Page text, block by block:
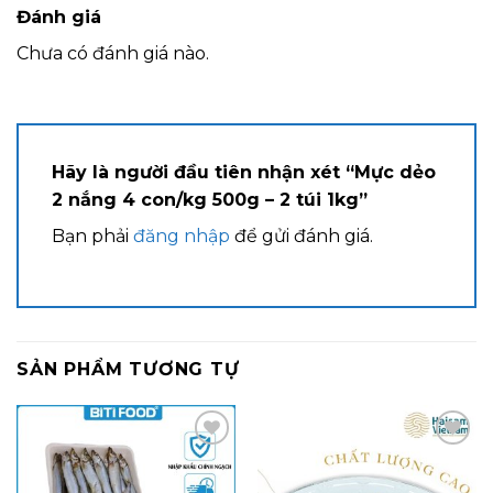
Đánh giá
Chưa có đánh giá nào.
Hãy là người đầu tiên nhận xét “Mực dẻo
2 nắng 4 con/kg 500g – 2 túi 1kg”
Bạn phải đăng nhập để gửi đánh giá.
SẢN PHẨM TƯƠNG TỰ